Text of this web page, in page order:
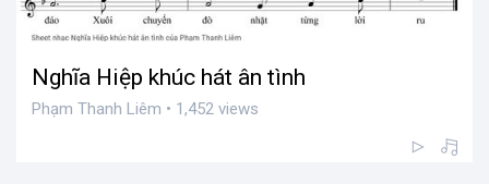
Nghĩa Hiệp khúc hát ân tình
Phạm Thanh Liêm • 1,452 views